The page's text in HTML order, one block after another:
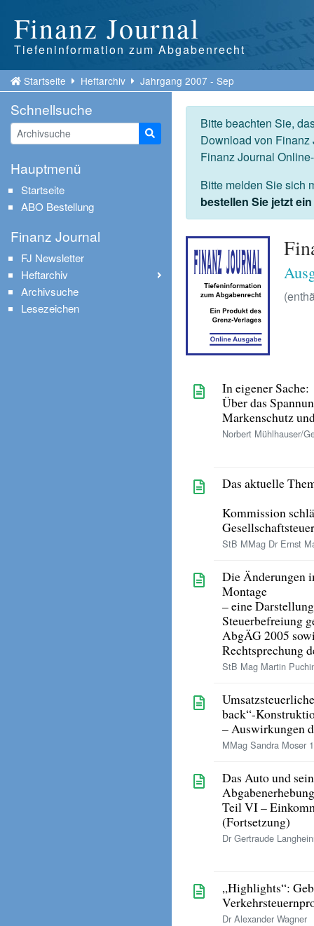
Finanz Journal
Tiefeninformation zum Abgabenrecht
Startseite Heftarchiv Jahrgang 2007 - Sep
Bitte beachten Sie,
Download von
Finanz Journal
Bitte melden Sie sich
bestellen Sie jetzt
In eigener Sache:
Über das
Markenschutz
Norbert Mühlhauser/
Das aktuelle
Kommission
StB MMag Dr Ernst
Die Änderungen
Montage
– eine
Steuerbefreiung
AbgÄG 2005
Rechtsprechung
StB Mag Martin
back“-
– Auswirkungen
MMag Sandra Moser
Das Auto und
Abgabenerhebung
Teil VI –
(Fortsetzung)
Dr Gertraude
„Highlights“:
Dr Alexander Wagner
Schnellsuche
Suche starten
Hauptmenü
Startseite
ABO Bestellung
Finanz Journal
FJ Newsletter
Heftarchiv
Archivsuche
Lesezeichen